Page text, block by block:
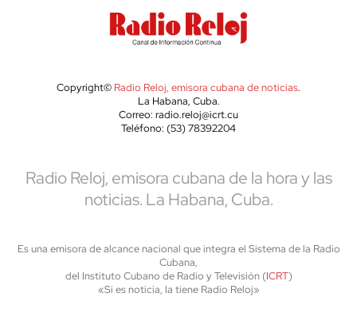
Copyright© Radio Reloj, emisora cubana de noticias.
La Habana, Cuba.
Correo: radio.reloj@icrt.cu
Teléfono: (53) 78392204
Radio Reloj, emisora cubana de la hora y las
noticias. La Habana, Cuba.
Es una emisora de alcance nacional que integra el Sistema de la Radio
Cubana,
del Instituto Cubano de Radio y Televisión (ICRT)
«Si es noticia, la tiene Radio Reloj»